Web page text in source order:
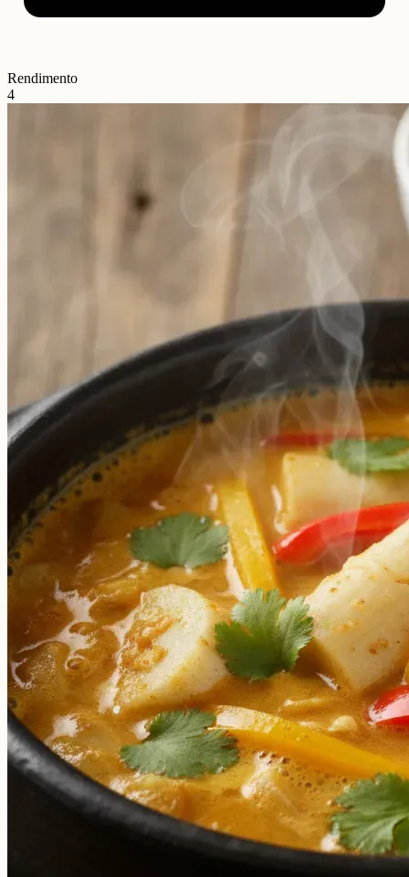
Rendimento
4